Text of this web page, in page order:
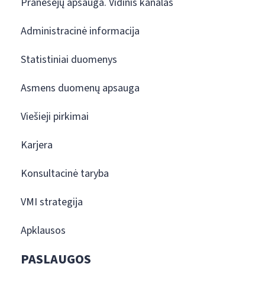
Administracinė informacija
Statistiniai duomenys
Asmens duomenų apsauga
Viešieji pirkimai
Karjera
Konsultacinė taryba
VMI strategija
Apklausos
PASLAUGOS